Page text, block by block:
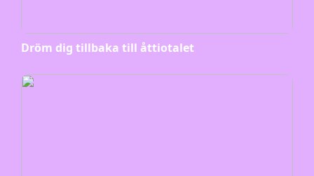
Dröm dig tillbaka till åttiotalet